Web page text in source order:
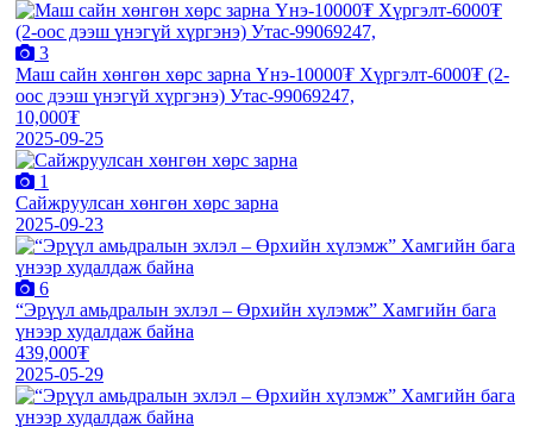
3
Маш сайн хөнгөн хөрс зарна Үнэ-10000₮ Хүргэлт-6000₮ (2-
оос дээш үнэгүй хүргэнэ) Утас-99069247,
10,000₮
2025-09-25
1
Сайжруулсан хөнгөн хөрс зарна
2025-09-23
6
“Эрүүл амьдралын эхлэл – Өрхийн хүлэмж” Хамгийн бага
үнээр худалдаж байна
439,000₮
2025-05-29